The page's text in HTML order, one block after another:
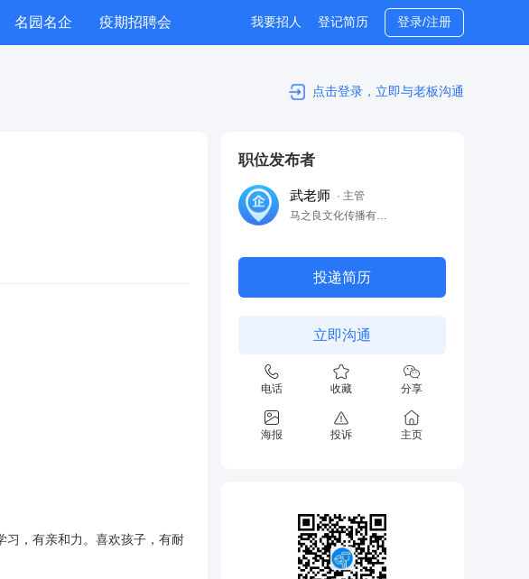
名园名企 疫期招聘会 我要招人 登记简历 登录/注册
点击登录，立即与老板沟通
，有亲和力。喜欢孩子，有耐
职位发布者
武老师 · 主管
投递简历
立即沟通
电话 收藏 分享
海报 投诉 主页